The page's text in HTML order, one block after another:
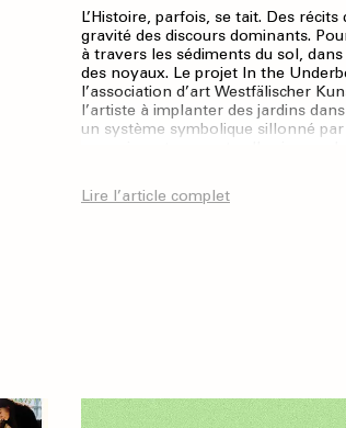
L’Histoire, parfois, se tait. Des
gravité des discours dominants.
à travers les sédiments du sol,
des noyaux. Le projet In the
l’association d’art Westfälischer
l’artiste à implanter des jardins
un système symbolique sillonné
Lire l’article complet